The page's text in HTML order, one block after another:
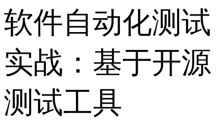
软件自动化测试
实战：基于开源
测试工具